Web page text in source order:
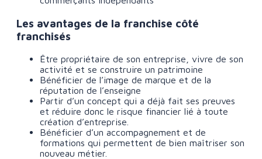
Les avantages de la franchise côté
franchisés
Être propriétaire de son entreprise, vivre de son
activité et se construire un patrimoine
Bénéficier de l’image de marque et de la
réputation de l’enseigne
Partir d’un concept qui a déjà fait ses preuves
et réduire donc le risque financier lié à toute
création d’entreprise.
Bénéficier d’un accompagnement et de
formations qui permettent de bien maîtriser son
nouveau métier.